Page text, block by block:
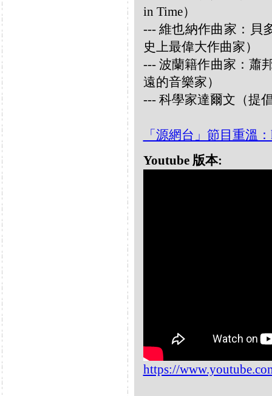
in Time）
--- 維也納作曲家：貝
史上最偉大作曲家）
--- 波蘭籍作曲家：蕭
遠的音樂家）
--- 科學家達爾文（提
「源網台」節目重溫
Youtube 版本:
https://